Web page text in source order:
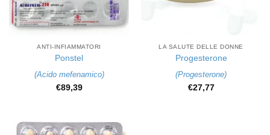
ANTI-INFIAMMATORI
Ponstel
(Acido mefenamico)
€89,39
LA SALUTE DELLE DONNE
Progesterone
(Progesterone)
€27,77